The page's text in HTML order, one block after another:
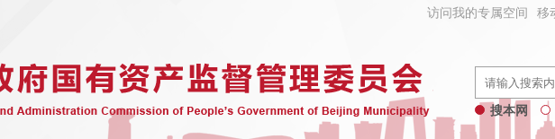
访问我的专属空间 移
搜本网